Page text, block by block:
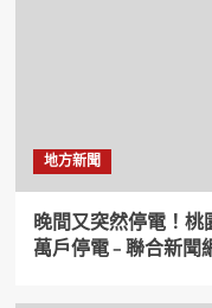
地方新聞
晚間又突然停電！桃
萬戶停電 – 聯合新聞